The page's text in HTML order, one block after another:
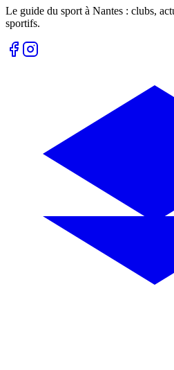
Le guide du sport à Nantes : clubs,
sportifs.